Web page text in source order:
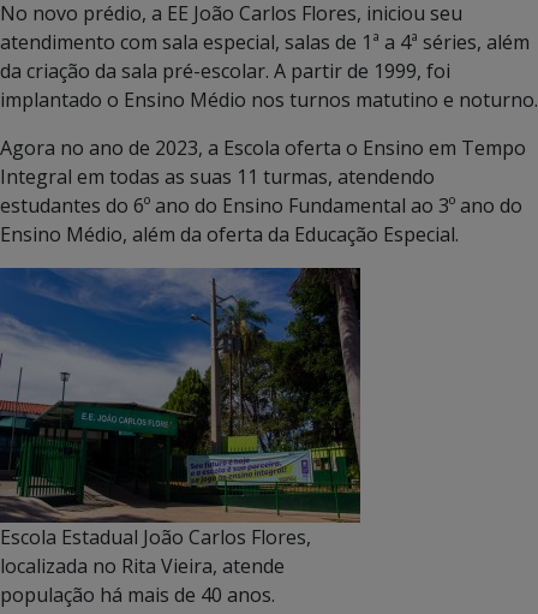
No novo prédio, a EE João Carlos Flores, iniciou seu
atendimento com sala especial, salas de 1ª a 4ª séries, além
da criação da sala pré-escolar. A partir de 1999, foi
implantado o Ensino Médio nos turnos matutino e noturno.
Agora no ano de 2023, a Escola oferta o Ensino em Tempo
Integral em todas as suas 11 turmas, atendendo
estudantes do 6º ano do Ensino Fundamental ao 3º ano do
Ensino Médio, além da oferta da Educação Especial.
Escola Estadual João Carlos Flores,
localizada no Rita Vieira, atende
população há mais de 40 anos.